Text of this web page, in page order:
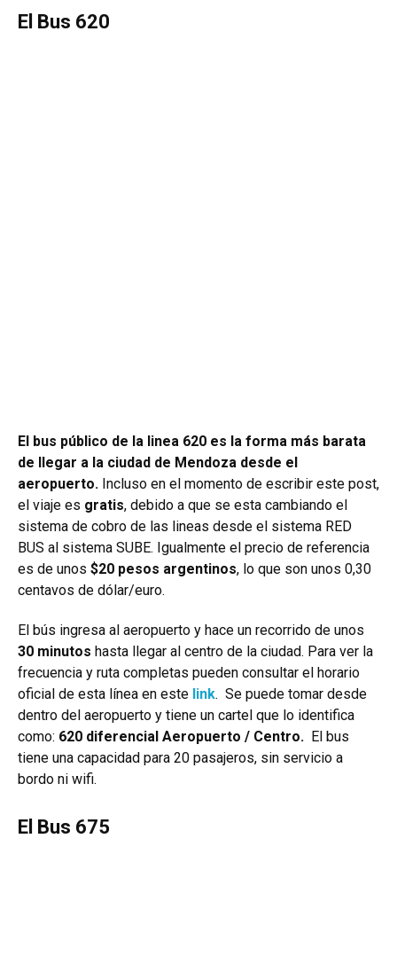
El Bus 620
El bus público de la linea 620 es la forma más barata
de llegar a la ciudad de Mendoza desde el
aeropuerto. Incluso en el momento de escribir este post,
el viaje es gratis, debido a que se esta cambiando el
sistema de cobro de las lineas desde el sistema RED
BUS al sistema SUBE. Igualmente el precio de referencia
es de unos $20 pesos argentinos, lo que son unos 0,30
centavos de dólar/euro.
El bús ingresa al aeropuerto y hace un recorrido de unos
30 minutos hasta llegar al centro de la ciudad. Para ver la
frecuencia y ruta completas pueden consultar el horario
oficial de esta línea en este link. Se puede tomar desde
dentro del aeropuerto y tiene un cartel que lo identifica
como: 620 diferencial Aeropuerto / Centro. El bus
tiene una capacidad para 20 pasajeros, sin servicio a
bordo ni wifi.
El Bus 675